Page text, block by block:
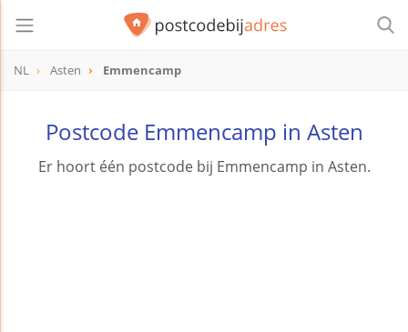
NL Asten Emmencamp
Postcode Emmencamp in Asten
Er hoort één postcode bij Emmencamp in Asten.